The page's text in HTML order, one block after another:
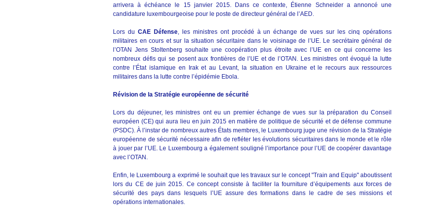
arrivera à échéance le 15 janvier 2015. Dans ce contexte, Étienne Schneider a annoncé une
candidature luxembourgeoise pour le poste de directeur général de l’AED.
Lors du CAE Défense, les ministres ont procédé à un échange de vues sur les cinq opérations
militaires en cours et sur la situation sécuritaire dans le voisinage de l’UE. Le secrétaire général de
l’OTAN Jens Stoltenberg souhaite une coopération plus étroite avec l’UE en ce qui concerne les
nombreux défis qui se posent aux frontières de l’UE et de l’OTAN. Les ministres ont évoqué la lutte
contre l’État islamique en Irak et au Levant, la situation en Ukraine et le recours aux ressources
militaires dans la lutte contre l’épidémie Ebola.
Révision de la Stratégie européenne de sécurité
Lors du déjeuner, les ministres ont eu un premier échange de vues sur la préparation du Conseil
européen (CE) qui aura lieu en juin 2015 en matière de politique de sécurité et de défense commune
(PSDC). À l’instar de nombreux autres États membres, le Luxembourg juge une révision de la Stratégie
européenne de sécurité nécessaire afin de refléter les évolutions sécuritaires dans le monde et le rôle
à jouer par l’UE. Le Luxembourg a également souligné l’importance pour l’UE de coopérer davantage
avec l’OTAN.
Enfin, le Luxembourg a exprimé le souhait que les travaux sur le concept "Train and Equip" aboutissent
lors du CE de juin 2015. Ce concept consiste à faciliter la fourniture d’équipements aux forces de
sécurité des pays dans lesquels l’UE assure des formations dans le cadre de ses missions et
opérations internationales.